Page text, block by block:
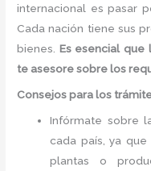
internacional es pasar
Cada nación tiene sus
bienes. Es esencial que
te asesore sobre los
Consejos para los
Infórmate sobre
cada país, ya
plantas o